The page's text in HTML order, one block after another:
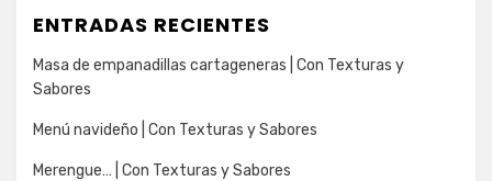
ENTRADAS RECIENTES
Masa de empanadillas cartageneras | Con Texturas y
Sabores
Menú navideño | Con Texturas y Sabores
Merengue… | Con Texturas y Sabores